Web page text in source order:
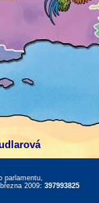
parlamentu,
2009: 397993825